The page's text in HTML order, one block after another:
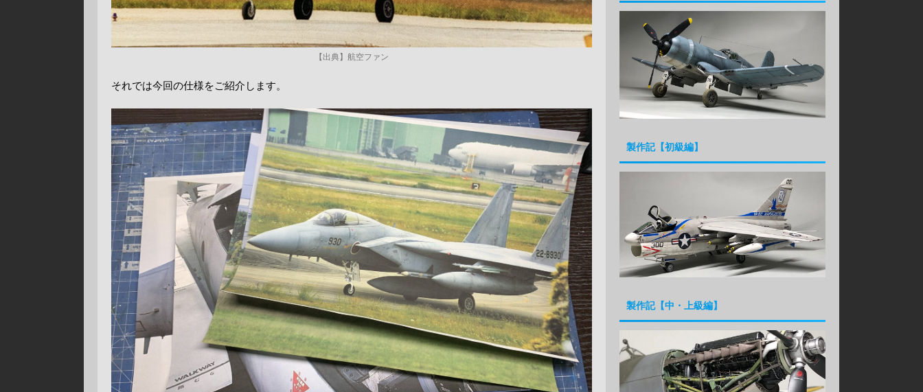
【出典】航空ファン
それでは今回の仕様をご紹介します。
製作記【初級編】
製作記【中・上級編】